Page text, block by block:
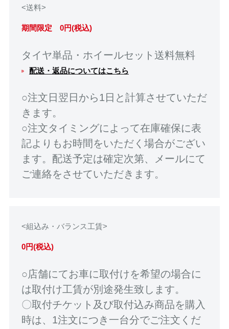
<送料>
期間限定 0円(税込)
タイヤ単品・ホイールセット送料無料
配送・返品についてはこちら
○注文日翌日から1日と計算させていただ
きます。
○注文タイミングによって在庫確保に表
記よりもお時間をいただく場合がござい
ます。配送予定は確定次第、メールにて
ご連絡をさせていただきます。
<組込み・バランス工賃>
0円(税込)
○店舗にてお車に取付けを希望の場合に
は取付け工賃が別途発生致します。
〇取付チケット及び取付込み商品を購入
時は、1注文につき一台分でご注文くだ